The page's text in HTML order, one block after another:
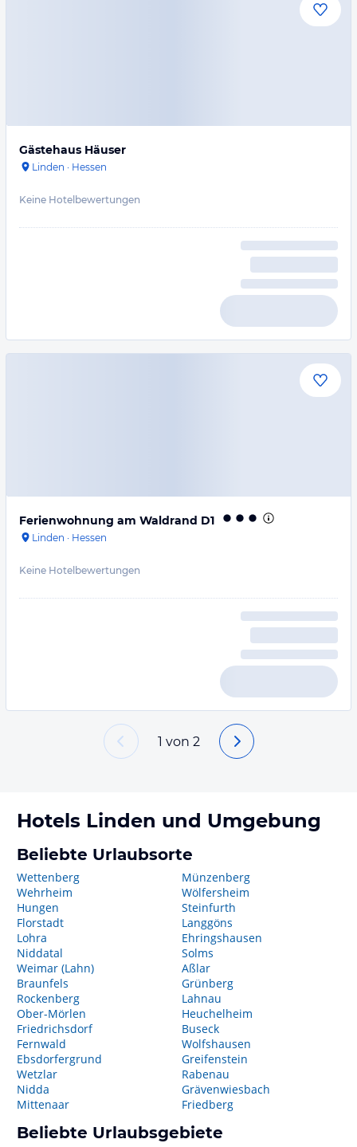
Gästehaus Häuser
Linden · Hessen
Keine Hotelbewertungen
Ferienwohnung am Waldrand D1
Linden · Hessen
Keine Hotelbewertungen
1 von 2
Hotels Linden und Umgebung
Beliebte Urlaubsorte
Wettenberg
Wehrheim
Hungen
Florstadt
Lohra
Niddatal
Weimar (Lahn)
Braunfels
Rockenberg
Ober-Mörlen
Friedrichsdorf
Fernwald
Ebsdorfergrund
Wetzlar
Nidda
Mittenaar
Münzenberg
Wölfersheim
Steinfurth
Langgöns
Ehringshausen
Solms
Aßlar
Grünberg
Lahnau
Heuchelheim
Buseck
Wolfshausen
Greifenstein
Rabenau
Grävenwiesbach
Friedberg
Beliebte Urlaubsgebiete